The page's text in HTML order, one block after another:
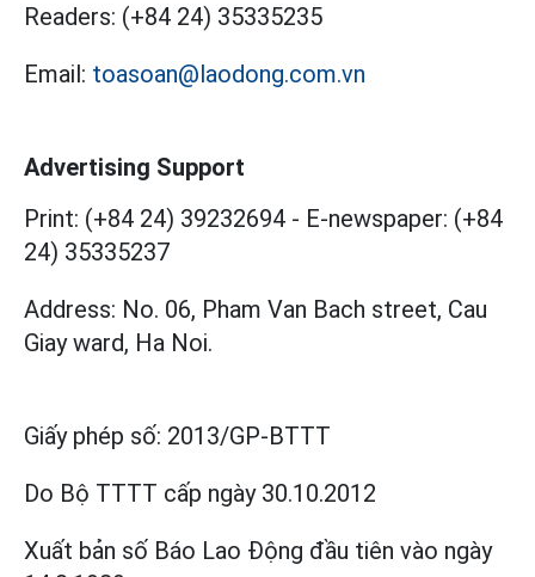
Readers: (+84 24) 35335235
Email: toasoan@laodong.com.vn
Advertising Support
Print: (+84 24) 39232694 - E-newspaper: (+84
24) 35335237
Address: No. 06, Pham Van Bach street, Cau
Giay ward, Ha Noi.
Giấy phép số: 2013/GP-BTTT
Do Bộ TTTT cấp ngày 30.10.2012
Xuất bản số Báo Lao Động đầu tiên vào ngày